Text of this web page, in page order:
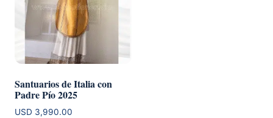
Santuarios de Italia con
Padre Pío 2025
USD 3,990.00